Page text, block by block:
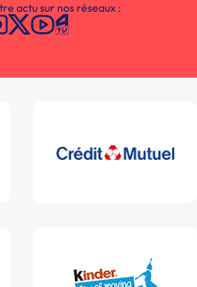
actu sur nos réseaux :